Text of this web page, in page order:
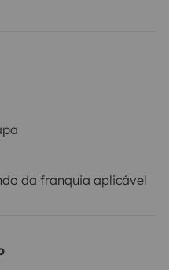
da franquia aplicável